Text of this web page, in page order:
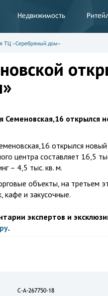
Недвижимость
ТЦ «Серебряный дом»
открылся
открылся
центра составляет 16,5
– 4,5 тыс. кв. м.
объекты, на третьем
кафе и закусочные.
экспертов и
.
C-A-267750-18